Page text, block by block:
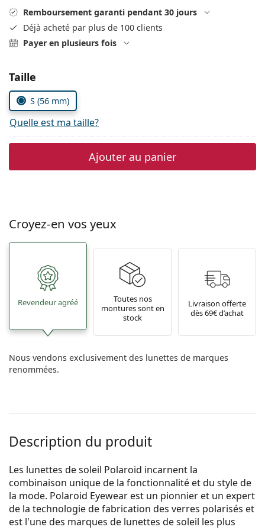
Toutes les marques
Persol
Prada
Remboursement garanti pendant 30 jours
Déjà acheté par plus de 100 clients
Payer en plusieurs fois
Choisissez les paramètres
Taille
S (56 mm)
Quelle est ma taille?
Ajouter au panier
Croyez-en vos yeux
Revendeur agréé
Toutes nos
montures sont en
stock
Livraison offerte
dès 69€ d’achat
Nous vendons exclusivement des lunettes de marques
renommées.
Description du produit
Les lunettes de soleil Polaroid incarnent la
combinaison unique de la fonctionnalité et du style de
la mode. Polaroid Eyewear est un pionnier et un expert
de la technologie de fabrication des verres polarisés et
est l'une des marques de lunettes de soleil les plus